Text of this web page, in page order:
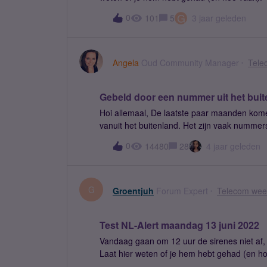
0
101 5 G 3 jaar geleden
Angela Oud Community Manager
Gebeld door een nummer uit het
Hoi allemaal, De laatste paar maanden komen er steeds meer vragen binnen over onbekende bellers
vanuit het buitenland. Het zijn vaak
hebt wonen. Denk hierbij aan bijvoorbeeld:
belletje krijgt, wint de nieuwsgierigheid het vaak en
je hebt opgenomen, wordt er opgehangen.
De mensen achter deze diensten hopen
0 14480 28 4 jaar geleden
G Groentjuh Forum Expert Telecom
Test NL-Alert maandag 13 juni 2022
Vandaag gaan om 12 uur de sirenes niet
Laat hier weten of je hem hebt gehad (en